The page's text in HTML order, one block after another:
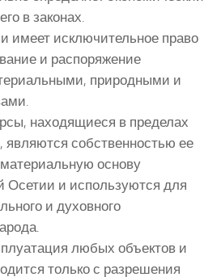
в законах.
имеет исключительное право
и распоряжение
природными и
находящиеся в пределах
собственностью ее
основу
Осетии и используются для
и духовного
любых объектов и
только с разрешения